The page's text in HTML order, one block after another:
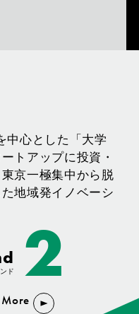
中心とした「大学
トアップに投資・
京一極集中から脱
地域発イノベーシ
ド 2